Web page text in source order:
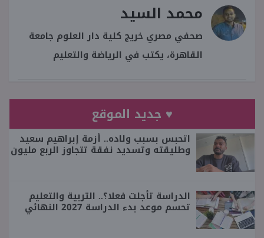
محمد السيد
صحفي مصري خريج كلية دار العلوم جامعة
القاهرة، يكتب في الرياضة والتعليم
♥ جديد الموقع
اتحبس بسبب ولاده.. أزمة إبراهيم سعيد
وطليقته وتسديد نفقة تتجاوز الربع مليون
الدراسة تأجلت فعلا؟.. التربية والتعليم
تحسم موعد بدء الدراسة 2027 النهائي